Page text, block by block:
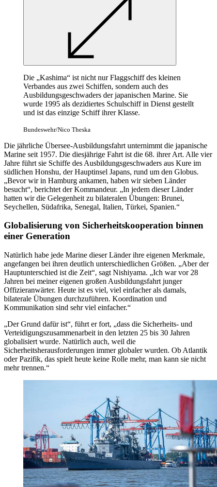
Die „Kashima“ ist nicht nur Flaggschiff des kleinen
Verbandes aus zwei Schiffen, sondern auch des
Ausbildungsgeschwaders der japanischen Marine. Sie
wurde 1995 als dezidiertes Schulschiff in Dienst gestellt
und ist das einzige Schiff ihrer Klasse.
Bundeswehr/Nico Theska
Die jährliche Übersee-Ausbildungsfahrt unternimmt die japanische
Marine seit 1957. Die diesjährige Fahrt ist die 68. ihrer Art. Alle vier
Jahre führt sie Schiffe des Ausbildungsgeschwaders aus Kure im
südlichen Honshu, der Hauptinsel Japans, rund um den Globus.
„Bevor wir in Hamburg ankamen, haben wir sieben Länder
besucht“, berichtet der Kommandeur. „In jedem dieser Länder
hatten wir die Gelegenheit zu bilateralen Übungen: Brunei,
Seychellen, Südafrika, Senegal, Italien, Türkei, Spanien.“
Globalisierung von Sicherheitskooperation binnen
einer Generation
Natürlich habe jede Marine dieser Länder ihre eigenen Merkmale,
angefangen bei ihren deutlich unterschiedlichen Größen. „Aber der
Hauptunterschied ist die Zeit“, sagt Nishiyama. „Ich war vor 28
Jahren bei meiner eigenen großen Ausbildungsfahrt junger
Offizieranwärter. Heute ist es viel, viel einfacher als damals,
bilaterale Übungen durchzuführen. Koordination und
Kommunikation sind sehr viel einfacher.“
„Der Grund dafür ist“, führt er fort, „dass die Sicherheits- und
Verteidigungszusammenarbeit in den letzten 25 bis 30 Jahren
globalisiert wurde. Natürlich auch, weil die
Sicherheitsherausforderungen immer globaler wurden. Ob Atlantik
oder Pazifik, das spielt heute keine Rolle mehr, man kann sie nicht
mehr trennen.“